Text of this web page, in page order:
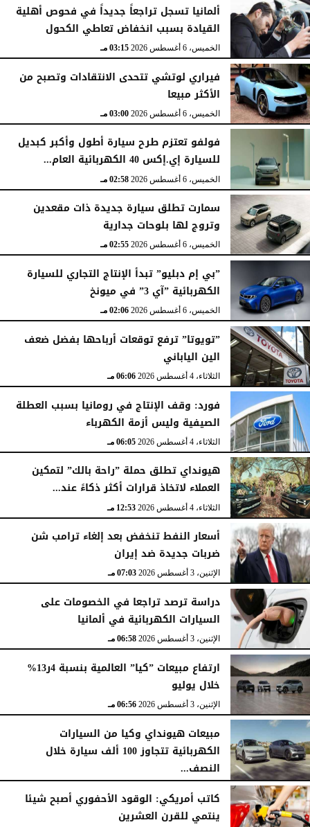
ألمانيا تسجل تراجعاً جديداً في فحوص أهلية
القيادة بسبب انخفاض تعاطي الكحول
الخميس، 6 أغسطس 2026 03:15 مـ
فيراري لوتشي تتحدى الانتقادات وتصبح من
الأكثر مبيعا
الخميس، 6 أغسطس 2026 03:00 مـ
فولفو تعتزم طرح سيارة أطول وأكبر كبديل
للسيارة إي.إكس 40 الكهربائية العام...
الخميس، 6 أغسطس 2026 02:58 مـ
سمارت تطلق سيارة جديدة ذات مقعدين
وتروج لها بلوحات جدارية
الخميس، 6 أغسطس 2026 02:55 مـ
”بي إم دبليو” تبدأ الإنتاج التجاري للسيارة
الكهربائية ”آي 3” في ميونخ
الخميس، 6 أغسطس 2026 02:06 مـ
”تويوتا” ترفع توقعات أرباحها بفضل ضعف
الين الياباني
الثلاثاء، 4 أغسطس 2026 06:06 مـ
فورد: وقف الإنتاج في رومانيا بسبب العطلة
الصيفية وليس أزمة الكهرباء
الثلاثاء، 4 أغسطس 2026 06:05 مـ
هيونداي تطلق حملة ”راحة بالك” لتمكين
العملاء لاتخاذ قرارات أكثر ذكاءً عند...
الثلاثاء، 4 أغسطس 2026 12:53 مـ
أسعار النفط تنخفض بعد إلغاء ترامب شن
ضربات جديدة ضد إيران
الإثنين، 3 أغسطس 2026 07:03 مـ
دراسة ترصد تراجعا في الخصومات على
السيارات الكهربائية في ألمانيا
الإثنين، 3 أغسطس 2026 06:58 مـ
ارتفاع مبيعات ”كيا” العالمية بنسبة 4ر13%
خلال يوليو
الإثنين، 3 أغسطس 2026 06:56 مـ
مبيعات هيونداي وكيا من السيارات
الكهربائية تتجاوز 100 ألف سيارة خلال
النصف...
الأحد، 2 أغسطس 2026 06:17 مـ
كاتب أمريكي: الوقود الأحفوري أصبح شيئا
ينتمي للقرن العشرين